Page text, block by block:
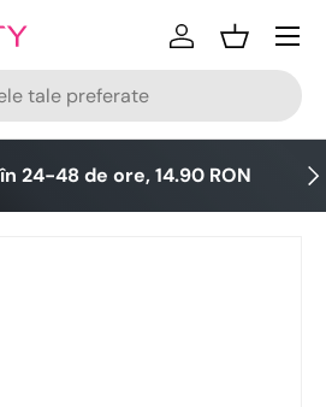
LogareCos
Meniu
24-48 de ore, 14.90 RON